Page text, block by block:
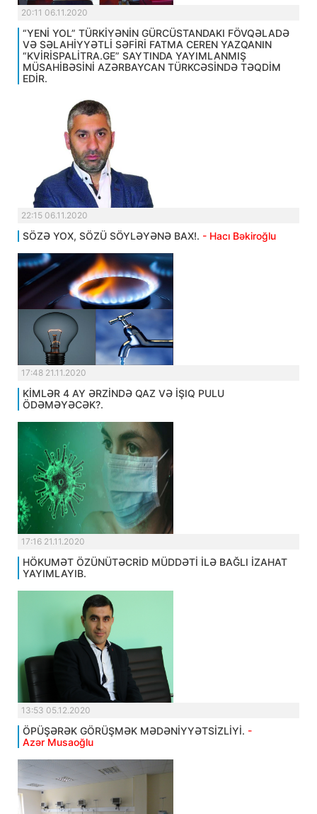
20:11 06.11.2020
“YENİ YOL” TÜRKİYƏNİN GÜRCÜSTANDAKI FÖVQƏLADƏ
VƏ SƏLAHİYYƏTLİ SƏFİRİ FATMA CEREN YAZQANIN
“KVİRİSPALİTRA.GE” SAYTINDA YAYIMLANMIŞ
MÜSAHİBƏSİNİ AZƏRBAYCAN TÜRKCƏSİNDƏ TƏQDİM
EDİR.
22:15 06.11.2020
SÖZƏ YOX, SÖZÜ SÖYLƏYƏNƏ BAX!. - Hacı Bəkiroğlu
17:48 21.11.2020
KİMLƏR 4 AY ƏRZİNDƏ QAZ VƏ İŞIQ PULU
ÖDƏMƏYƏCƏK?.
17:16 21.11.2020
HÖKUMƏT ÖZÜNÜTƏCRİD MÜDDƏTİ İLƏ BAĞLI İZAHAT
YAYIMLAYIB.
13:53 05.12.2020
ÖPÜŞƏRƏK GÖRÜŞMƏK MƏDƏNİYYƏTSİZLİYİ. -
Azər Musaoğlu